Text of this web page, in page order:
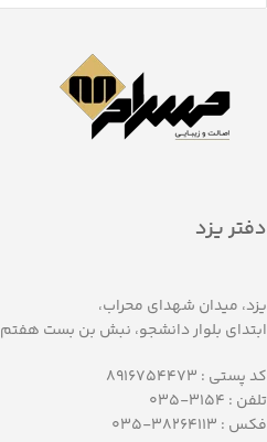
دفتر یزد
یزد، میدان شهدای محراب،
ابتدای بلوار دانشجو، نبش بن بست هفتم
کد پستی : 8916754473
تلفن : 3154-035
فکس : 38264113-035